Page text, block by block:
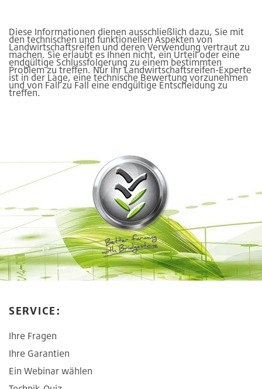
Diese Informationen dienen ausschließlich dazu, Sie mit
den technischen und funktionellen Aspekten von
Landwirtschaftsreifen und deren Verwendung vertraut zu
machen. Sie erlaubt es Ihnen nicht, ein Urteil oder eine
endgültige Schlussfolgerung zu einem bestimmten
Problem zu treffen. Nur Ihr Landwirtschaftsreifen-Experte
ist in der Lage, eine technische Bewertung vorzunehmen
und von Fall zu Fall eine endgültige Entscheidung zu
treffen.
SERVICE:
Ihre Fragen
Ihre Garantien
Ein Webinar wählen